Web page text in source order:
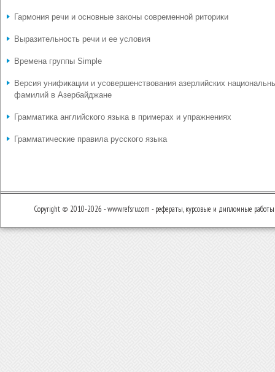
Гармония речи и основные законы современной риторики
Выразительность речи и ее условия
Времена группы Simple
Версия унификации и усовершенствования азерлийских
фамилий в Азербайджане
Грамматика английского языка в примерах и упражнениях
Грамматические правила русского языка
Copyright © 2010-2026 - www.refsru.com - рефераты, курсовые и дипломные работы